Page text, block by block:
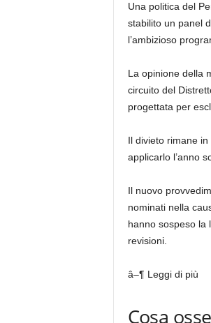
Una politica del
stabilito un panel
l’ambizioso
La opinione della
circuito del
progettata per
Il divieto rimane
applicarlo l’anno
Il nuovo
nominati nella
hanno sospeso la
revisioni.
â–¶ Leggi di più
Cosa